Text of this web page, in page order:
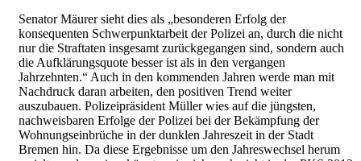
Senator Mäurer sieht dies als „besonderen Erfolg der
konsequenten Schwerpunktarbeit der Polizei an, durch die nicht
nur die Straftaten insgesamt zurückgegangen sind, sondern auch
die Aufklärungsquote besser ist als in den vergangen
Jahrzehnten.“ Auch in den kommenden Jahren werde man mit
Nachdruck daran arbeiten, den positiven Trend weiter
auszubauen. Polizeipräsident Müller wies auf die jüngsten,
nachweisbaren Erfolge der Polizei bei der Bekämpfung der
Wohnungseinbrüche in der dunklen Jahreszeit in der Stadt
Bremen hin. Da diese Ergebnisse um den Jahreswechsel herum